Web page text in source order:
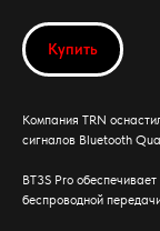
Купить
Компания TRN
сигналов Bluetooth
BT3S Pro
беспроводной